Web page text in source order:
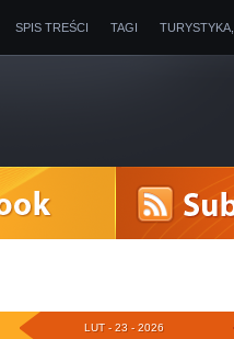
SPIS TREŚCI TAGI
LUT - 23 - 2026